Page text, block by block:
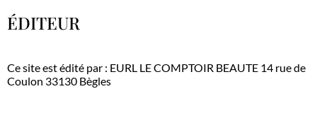
ÉDITEUR
Ce site est édité par : EURL LE COMPTOIR BEAUTE 14 rue de
Coulon 33130 Bègles